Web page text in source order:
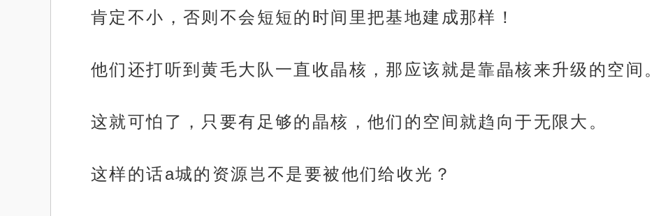
肯定不小，否则不会短短的时间里把基地建成那样！
他们还打听到黄毛大队一直收晶核，那应该就是靠晶核来升级的空间。
这就可怕了，只要有足够的晶核，他们的空间就趋向于无限大。
这样的话a城的资源岂不是要被他们给收光？